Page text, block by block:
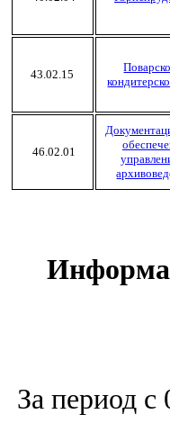
43.02.15
46.02.01
За период с